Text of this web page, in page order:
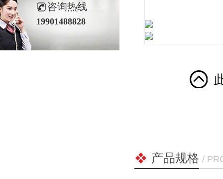
产品规格 /
咨询热线
19901488828